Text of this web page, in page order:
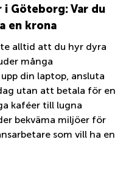
i Göteborg: Var du
en krona
alltid att du hyr dyra
många
din laptop, ansluta
utan att betala för en
kaféer till lugna
bekväma miljöer för
som vill ha en